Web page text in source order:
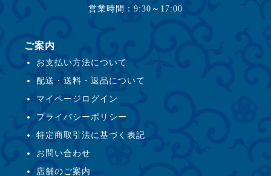
営業時間：9:30～17:00
ご案内
お支払い方法について
配送・送料・返品について
マイページログイン
プライバシーポリシー
特定商取引法に基づく表記
お問い合わせ
店舗のご案内